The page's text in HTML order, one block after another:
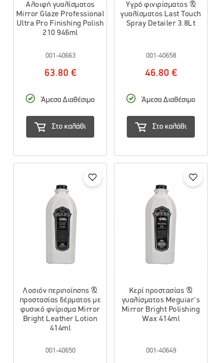
Αλοιφή γυαλίσματος
Mirror Glaze Professional
Ultra Pro Finishing Polish
210 946ml
001-40663
63.80 €
Άμεσα Διαθέσιμο
Στο καλάθι
Υγρό φινιρίσματος &
γυαλίσματος Last Touch
Spray Detailer 3.8Lt
001-40658
46.80 €
Άμεσα Διαθέσιμο
Στο καλάθι
Λοσιόν περιποίησης &
προστασίας δέρματος με
φυσικό φνίρισμα Mirror
Bright Leather Lotion
414ml
001-40650
Κερί προστασίας &
γυαλίσματος Meguiar's
Mirror Bright Polishing
Wax 414ml
001-40649